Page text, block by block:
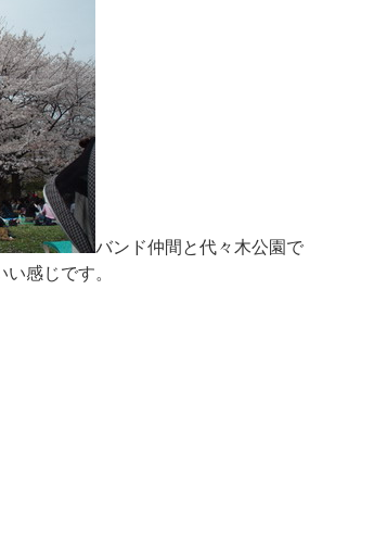
バンド仲間と代々木公園で
感じです。